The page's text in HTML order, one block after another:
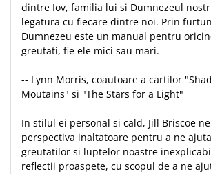
dintre Iov, familia lui si Dumnezeul
legatura cu fiecare dintre noi. Prin
Dumnezeu este un manual pentru
greutati, fie ele mici sau mari.
-- Lynn Morris, coautoare a cartilor
Moutains" si "The Stars for a Light"
In stilul ei personal si cald, Jill Briscoe
perspectiva inaltatoare pentru a ne
greutatilor si luptelor noastre
reflectii proaspete, cu scopul de a ne